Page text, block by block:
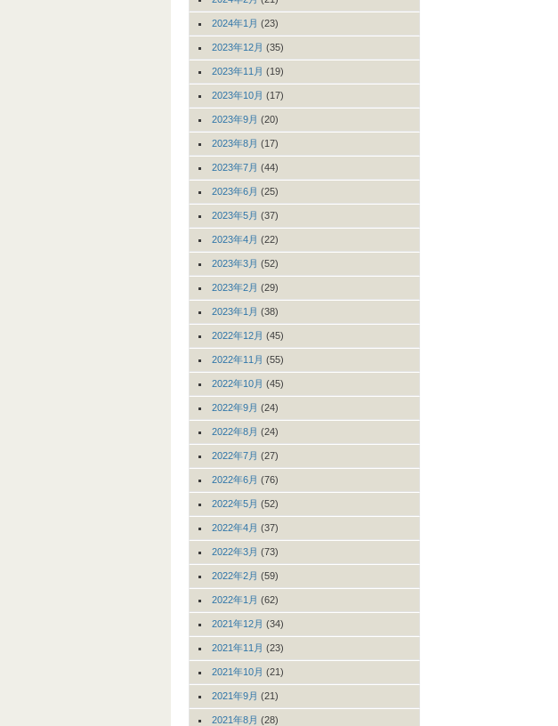
2024年1月 (23)
2023年12月 (35)
2023年11月 (19)
2023年10月 (17)
2023年9月 (20)
2023年8月 (17)
2023年7月 (44)
2023年6月 (25)
2023年5月 (37)
2023年4月 (22)
2023年3月 (52)
2023年2月 (29)
2023年1月 (38)
2022年12月 (45)
2022年11月 (55)
2022年10月 (45)
2022年9月 (24)
2022年8月 (24)
2022年7月 (27)
2022年6月 (76)
2022年5月 (52)
2022年4月 (37)
2022年3月 (73)
2022年2月 (59)
2022年1月 (62)
2021年12月 (34)
2021年11月 (23)
2021年10月 (21)
2021年9月 (21)
2021年8月 (28)